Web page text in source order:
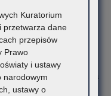
i sportowych –
na punkty
świadectwie ukończenia
Kuratorium
przetwarza dane
przepisów
Prawo
i ustawy
narodowym
ustawy o